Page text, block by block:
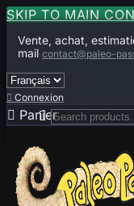
SKIP TO MAIN
Vente, achat,
mail contact@paleo-
 Connexion
 Panier 0
